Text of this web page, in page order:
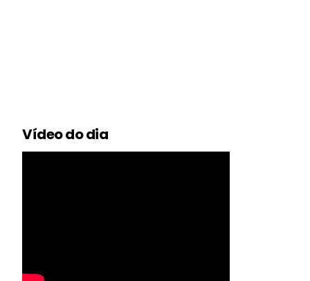
Vídeo do dia